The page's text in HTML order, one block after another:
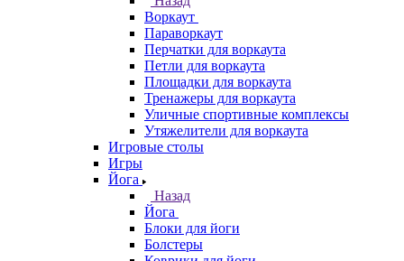
Воркаут
Параворкаут
Перчатки для воркаута
Петли для воркаута
Площадки для воркаута
Тренажеры для воркаута
Уличные спортивные комплексы
Утяжелители для воркаута
Игровые столы
Игры
Йога
Назад
Йога
Блоки для йоги
Болстеры